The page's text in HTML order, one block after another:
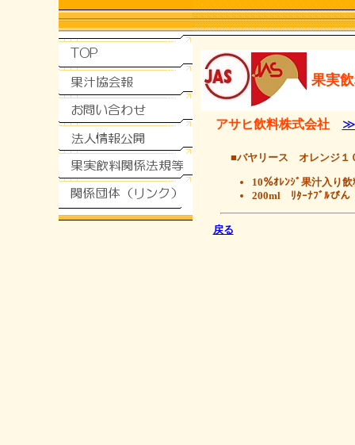
果実
アサヒ飲料株式会社 ≫
■バヤリース オレンジ１
10％ｵﾚﾝｼﾞ果汁入り飲
200ml ﾘﾀｰﾅﾌﾞﾙびん
戻る